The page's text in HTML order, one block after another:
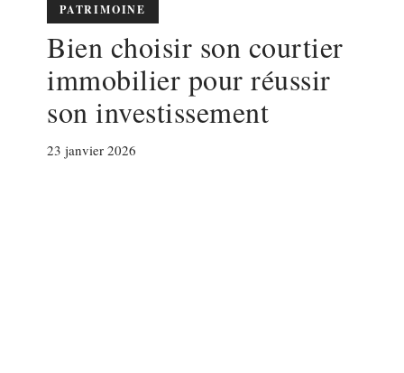
PATRIMOINE
Bien choisir son courtier
immobilier pour réussir
son investissement
23 janvier 2026